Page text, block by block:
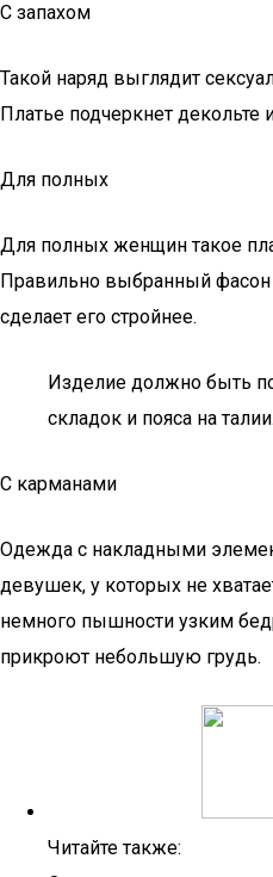
С запахом
Такой наряд выглядит
Платье подчеркнет декольте
Для полных
Для полных женщин такое
Правильно выбранный фасон
сделает его стройнее.
Изделие должно быть
складок и пояса на талии.
С карманами
Одежда с накладными
девушек, у которых не
немного пышности узким
прикроют небольшую грудь.
Читайте также: